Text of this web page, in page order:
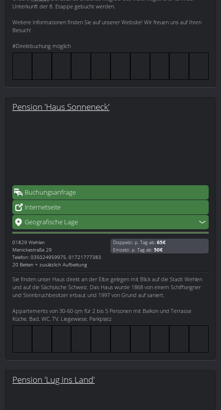
Unterkunft der 8. Etappe gebucht werden.
Weitere Informationen finden Sie auf unserer Website! Wir freuen uns auf Ihren
Besuch!
#Direktbuchung möglich
Pension 'Haus Sonneneck'
Buchungsanfrage
Internetseite
Geografische Lage
01829 Wehlen
Menickestraße 29
Telefon: 035024959975, 01721777383
20 Betten + zusätzlich Aufbettung
Doppelzi. p. Tag ab: 65€
Einzelzi. p. Tag ab: 50€
Sie finden unser Haus direkt an der Elbe gelegen mit Blick auf die Stadt Wehlen
und auf die Sächsische Schweiz. Das Haus wurde 1868 von einem Schiffseigner
und Steinbruchbesitzer erbaut und 1997 von Grund auf saniert.
Appartements von 30-60 qm für 2 bis 5 Personen mit Balkon und Terrasse
Küche, Bad, WC, TV, Liegewiese, Parkplatz
Pension 'Lug ins Land'